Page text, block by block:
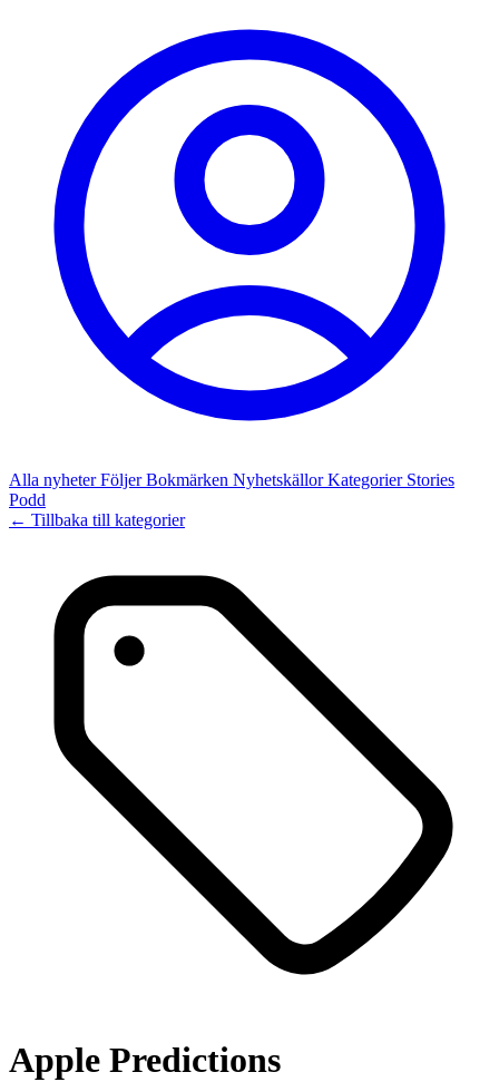
Alla nyheterFöljerBokmärken NyhetskällorKategorier Stories
Podd
← Tillbaka till kategorier
Apple Predictions